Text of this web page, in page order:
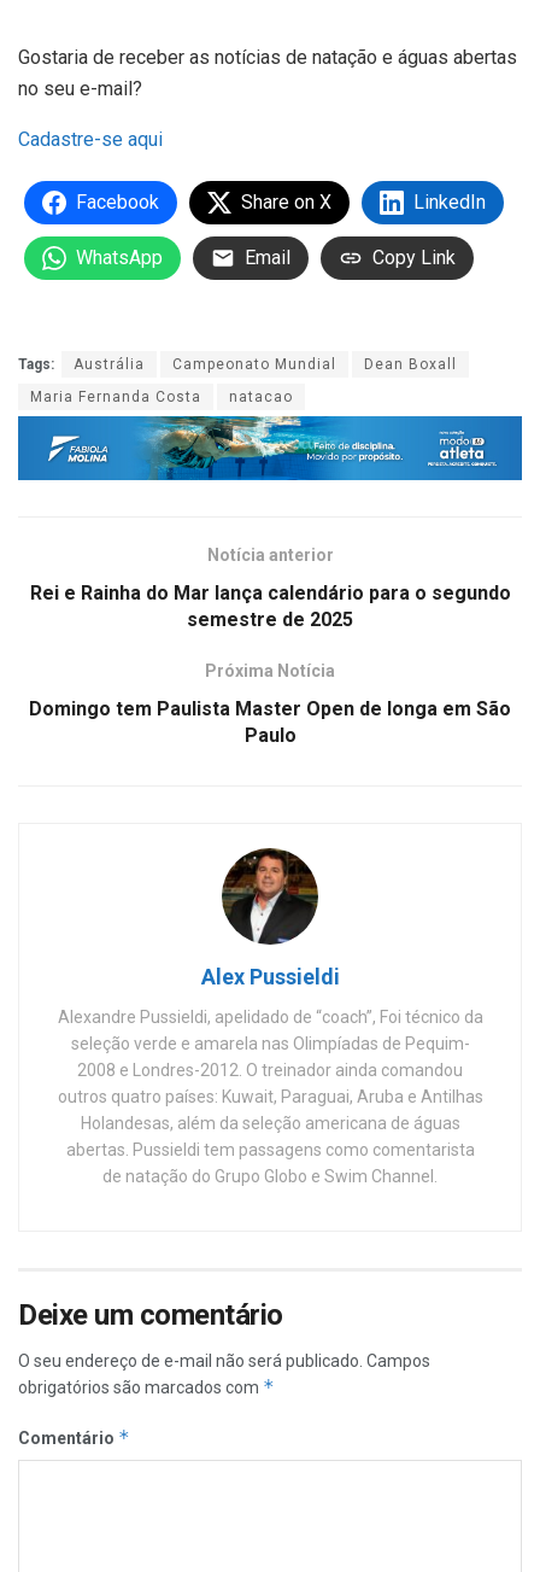
Gostaria de receber as notícias de natação e águas abertas
no seu e-mail?
Cadastre-se aqui
Facebook Share on X LinkedIn
WhatsApp Email Copy Link
Tags: Austrália Campeonato Mundial
Dean Boxall
Maria Fernanda Costa
natacao
Notícia anterior
Rei e Rainha do Mar lança calendário para o segundo
semestre de 2025
Próxima Notícia
Domingo tem Paulista Master Open de longa em São
Paulo
Alex Pussieldi
Alexandre Pussieldi, apelidado de “coach”, Foi técnico da
seleção verde e amarela nas Olimpíadas de Pequim-
2008 e Londres-2012. O treinador ainda comandou
outros quatro países: Kuwait, Paraguai, Aruba e Antilhas
Holandesas, além da seleção americana de águas
abertas. Pussieldi tem passagens como comentarista
de natação do Grupo Globo e Swim Channel.
Deixe um comentário
O seu endereço de e-mail não será publicado. Campos
obrigatórios são marcados com *
Comentário *